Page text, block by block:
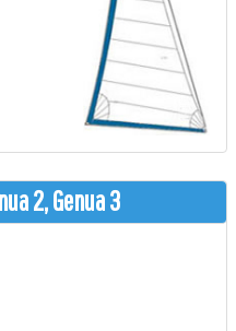
2, Genua 3